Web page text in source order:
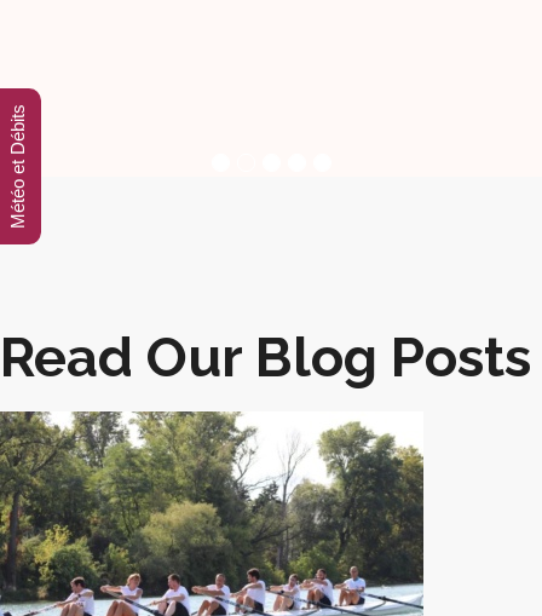
Défi À 8+ 2026
mars 9, 2026
Le défi en 8 reprend sa date originelle alors réservez
dès maintenant votre4 octobre 2026pour notre
nouvelle édition du Défi en 8+. Que vous soyez une
entreprise, une institution, une association ou un
groupe d'ami.e.s, venez dompter le Rhône et défier les
Météo et Débits